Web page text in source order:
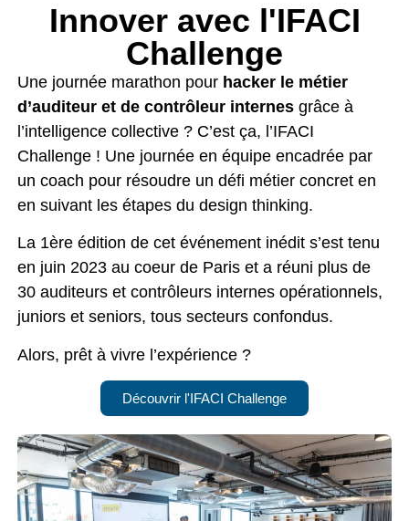
Innover avec l'IFACI
Challenge
Une journée marathon pour hacker le métier
d’auditeur et de contrôleur internesgrâce à
l’intelligence collective ? C’est ça, l’IFACI
Challenge ! Une journée en équipe encadrée par
un coach pour résoudre un défi métier concret en
en suivant les étapes du design thinking.
La 1ère édition de cet événement inédit s’est tenu
en juin 2023 au coeur de Paris et a réuni plus de
30 auditeurs et contrôleurs internes opérationnels,
juniors et seniors, tous secteurs confondus.
Alors, prêt à vivre l’expérience ?
Découvrir l'IFACI Challenge